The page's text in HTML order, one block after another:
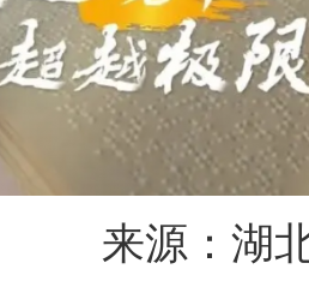
来源：湖
不息 一